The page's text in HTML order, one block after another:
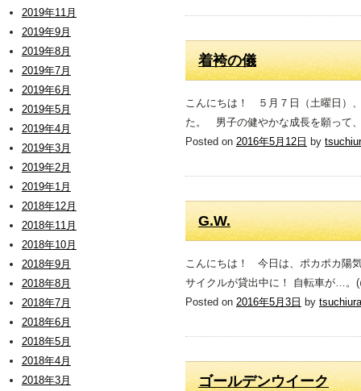
2019年11月
2019年9月
2019年8月
2019年7月
2019年6月
2019年5月
2019年4月
2019年3月
2019年2月
2019年1月
2018年12月
2018年11月
2018年10月
2018年9月
2018年8月
2018年7月
2018年6月
2018年5月
2018年4月
2018年3月
着袴の儀
こんにちは！ ５月７日（土曜日）
た。 男子の健やかな成長を願って
Posted on 2016年5月12日 by
G.W.
こんにちは！ 今日は、ポカポカ陽
サイクルが貸出中に！ 自転車が…
Posted on 2016年5月3日 by tsuchiura
ゴールデンウイーク